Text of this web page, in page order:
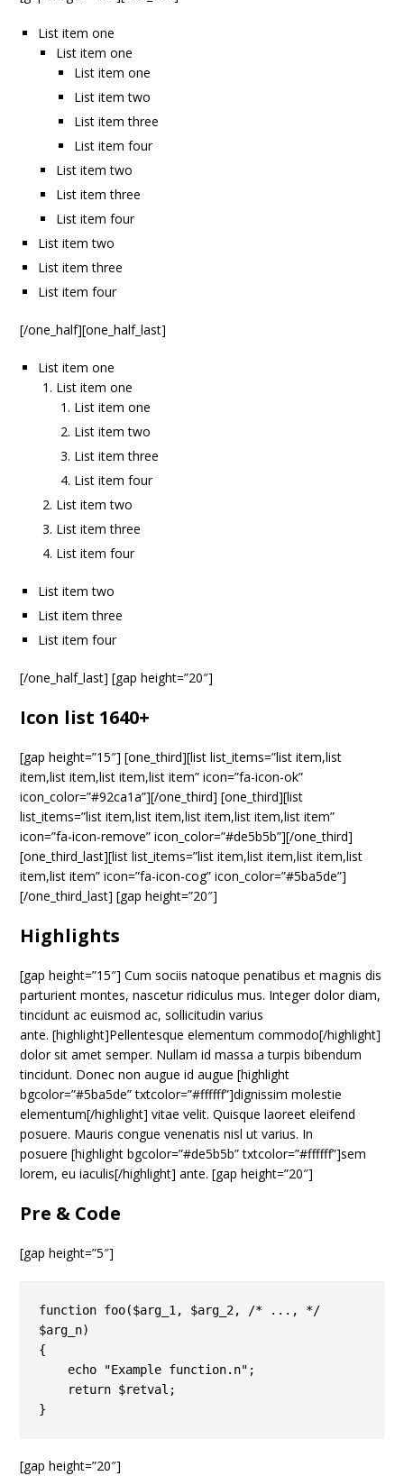
List item one
List item one
List item one
List item two
List item three
List item four
List item two
List item three
List item four
List item two
List item three
List item four
[/one_half][one_half_last]
List item one
List item one
List item one
List item two
List item three
List item four
List item two
List item three
List item four
List item two
List item three
List item four
[/one_half_last] [gap height=”20″]
Icon list 1640+
[gap height=”15″] [one_third][list list_items=”list item,list
item,list item,list item,list item” icon=”fa-icon-ok”
icon_color=”#92ca1a”][/one_third] [one_third][list
list_items=”list item,list item,list item,list item,list item”
icon=”fa-icon-remove” icon_color=”#de5b5b”][/one_third]
[one_third_last][list list_items=”list item,list item,list item,list
item,list item” icon=”fa-icon-cog” icon_color=”#5ba5de”]
[/one_third_last] [gap height=”20″]
Highlights
[gap height=”15″] Cum sociis natoque penatibus et magnis dis
parturient montes, nascetur ridiculus mus. Integer dolor diam,
tincidunt ac euismod ac, sollicitudin varius
ante. [highlight]Pellentesque elementum commodo[/highlight]
dolor sit amet semper. Nullam id massa a turpis bibendum
tincidunt. Donec non augue id augue [highlight
bgcolor=”#5ba5de” txtcolor=”#ffffff”]dignissim molestie
elementum[/highlight] vitae velit. Quisque laoreet eleifend
posuere. Mauris congue venenatis nisl ut varius. In
posuere [highlight bgcolor=”#de5b5b” txtcolor=”#ffffff”]sem
lorem, eu iaculis[/highlight] ante. [gap height=”20″]
Pre & Code
[gap height=”5″]
function foo($arg_1, $arg_2, /* ..., */
$arg_n)
{
[gap height=”20″]